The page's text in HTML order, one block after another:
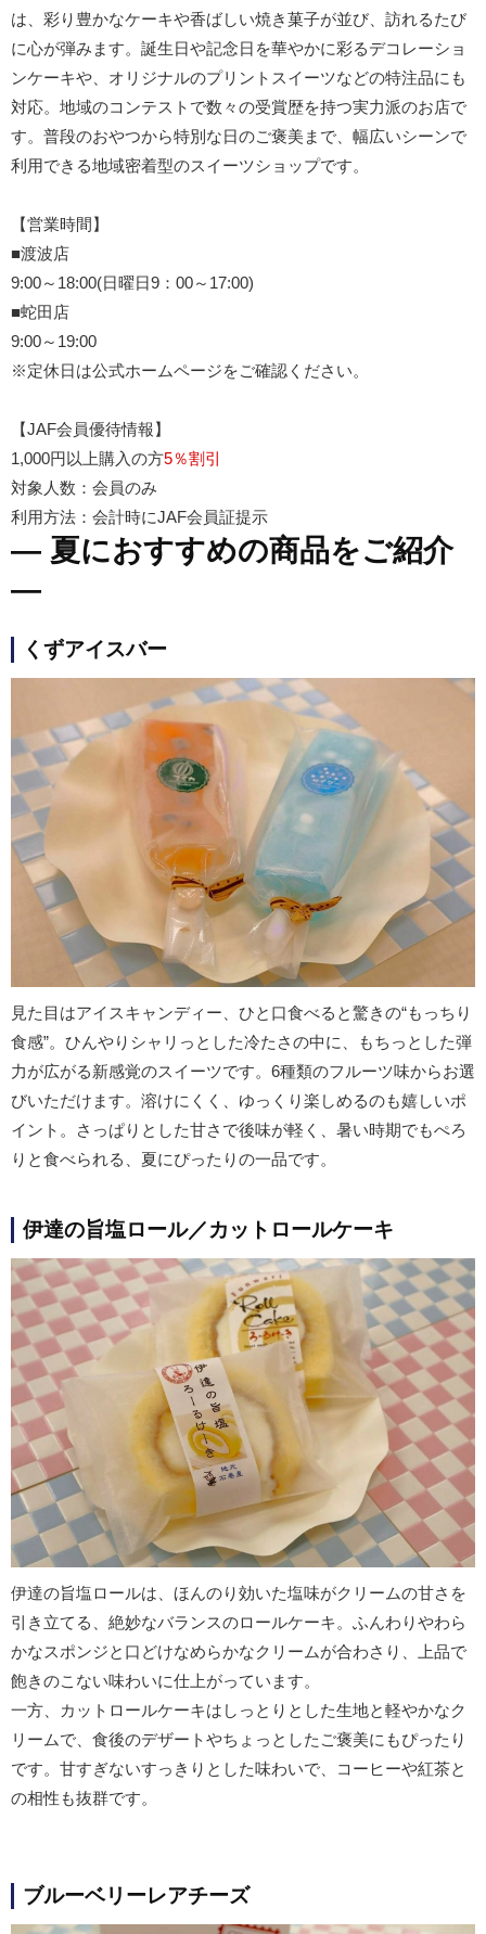
は、彩り豊かなケーキや香ばしい焼き菓子が並び、訪れるたび
に心が弾みます。誕生日や記念日を華やかに彩るデコレーショ
ンケーキや、オリジナルのプリントスイーツなどの特注品にも
対応。地域のコンテストで数々の受賞歴を持つ実力派のお店で
す。普段のおやつから特別な日のご褒美まで、幅広いシーンで
利用できる地域密着型のスイーツショップです。
【営業時間】
■渡波店
9:00～18:00(日曜日9：00～17:00)
■蛇田店
9:00～19:00
※定休日は公式ホームページをご確認ください。
【JAF会員優待情報】
1,000円以上購入の方5％割引
対象人数：会員のみ
利用方法：会計時にJAF会員証提示
― 夏におすすめの商品をご紹介
―
くずアイスバー
見た目はアイスキャンディー、ひと口食べると驚きの“もっちり
食感”。ひんやりシャリっとした冷たさの中に、もちっとした弾
力が広がる新感覚のスイーツです。6種類のフルーツ味からお選
びいただけます。溶けにくく、ゆっくり楽しめるのも嬉しいポ
イント。さっぱりとした甘さで後味が軽く、暑い時期でもぺろ
りと食べられる、夏にぴったりの一品です。
伊達の旨塩ロール／カットロールケーキ
伊達の旨塩ロールは、ほんのり効いた塩味がクリームの甘さを
引き立てる、絶妙なバランスのロールケーキ。ふんわりやわら
かなスポンジと口どけなめらかなクリームが合わさり、上品で
飽きのこない味わいに仕上がっています。
一方、カットロールケーキはしっとりとした生地と軽やかなク
リームで、食後のデザートやちょっとしたご褒美にもぴったり
です。甘すぎないすっきりとした味わいで、コーヒーや紅茶と
の相性も抜群です。
ブルーベリーレアチーズ